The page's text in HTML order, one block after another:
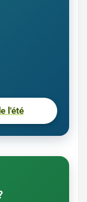
l'été